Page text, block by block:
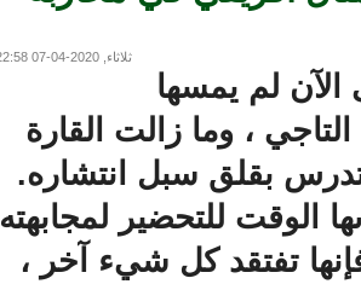
ثلاثاء, 2020-04-07 22:58
لم يمسها
، وما زالت القارة
بقلق سبل انتشاره.
الوقت للتحضير لمجابهته،
تفتقد كل شيء آخر ،